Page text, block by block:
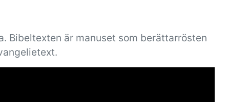
Bibeltexten är manuset som berättarrösten